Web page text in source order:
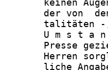
keinen
der von
talitäten
U m s t a
Presse
Herren
liche